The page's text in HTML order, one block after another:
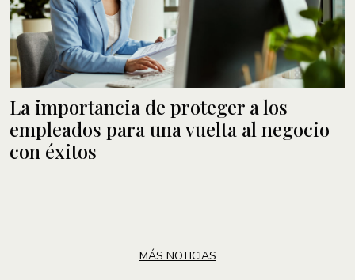
La importancia de proteger a los
empleados para una vuelta al negocio
con éxitos
MÁS NOTICIAS